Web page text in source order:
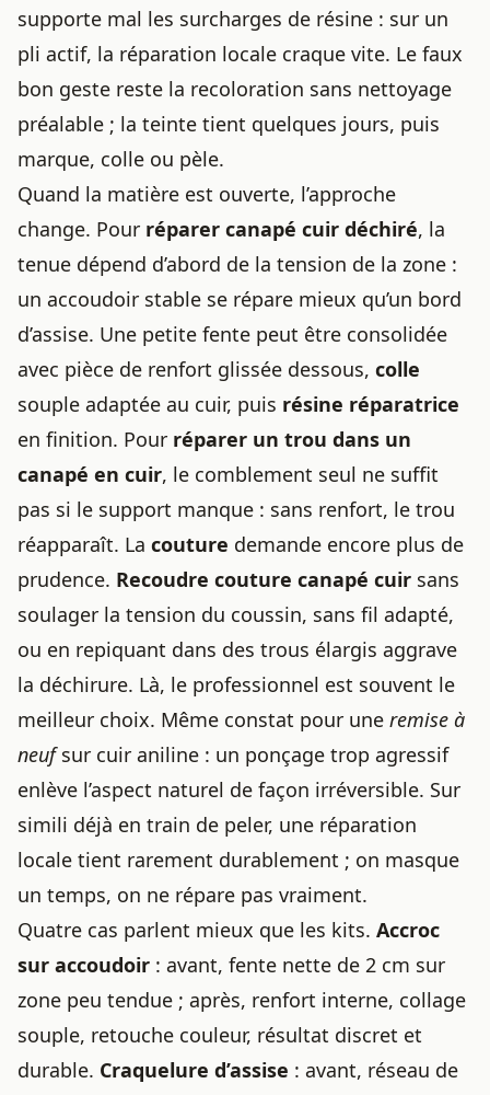
supporte mal les surcharges de résine : sur un
pli actif, la réparation locale craque vite. Le faux
bon geste reste la recoloration sans nettoyage
préalable ; la teinte tient quelques jours, puis
marque, colle ou pèle.
Quand la matière est ouverte, l’approche
change. Pour réparer canapé cuir déchiré, la
tenue dépend d’abord de la tension de la zone :
un accoudoir stable se répare mieux qu’un bord
d’assise. Une petite fente peut être consolidée
avec pièce de renfort glissée dessous, colle
souple adaptée au cuir, puis résine réparatrice
en finition. Pour réparer un trou dans un
canapé en cuir, le comblement seul ne suffit
pas si le support manque : sans renfort, le trou
réapparaît. La couture demande encore plus de
prudence. Recoudre couture canapé cuir sans
soulager la tension du coussin, sans fil adapté,
ou en repiquant dans des trous élargis aggrave
la déchirure. Là, le professionnel est souvent le
meilleur choix. Même constat pour une remise à
neufsur cuir aniline : un ponçage trop agressif
enlève l’aspect naturel de façon irréversible. Sur
simili déjà en train de peler, une réparation
locale tient rarement durablement ; on masque
un temps, on ne répare pas vraiment.
Quatre cas parlent mieux que les kits. Accroc
sur accoudoir : avant, fente nette de 2 cm sur
zone peu tendue ; après, renfort interne, collage
souple, retouche couleur, résultat discret et
durable. Craquelure d’assise : avant, réseau de